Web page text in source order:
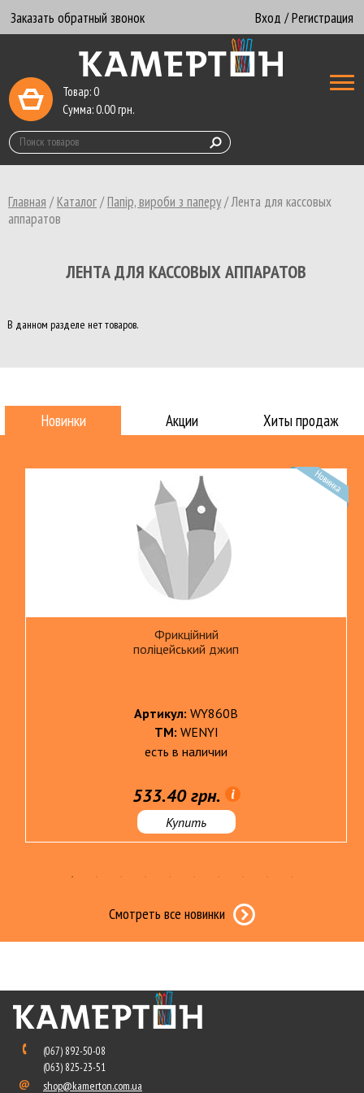
Заказать обратный звонок Вход / Регистрация
Товар:0
Сумма:0.00грн.
Главная /Каталог/Папір, вироби з паперу/Лента для кассовых
аппаратов
ЛЕНТА ДЛЯ КАССОВЫХ АППАРАТОВ
В данном разделе нет товаров.
Новинки Акции Хиты продаж
Фрикційний
поліцейський джип
Артикул: WY860B
ТМ: WENYI
есть в наличии
533.40 грн.
Купить
Смотреть все новинки
(067) 892-50-08
(063) 825-23-51
shop@kamerton.com.ua